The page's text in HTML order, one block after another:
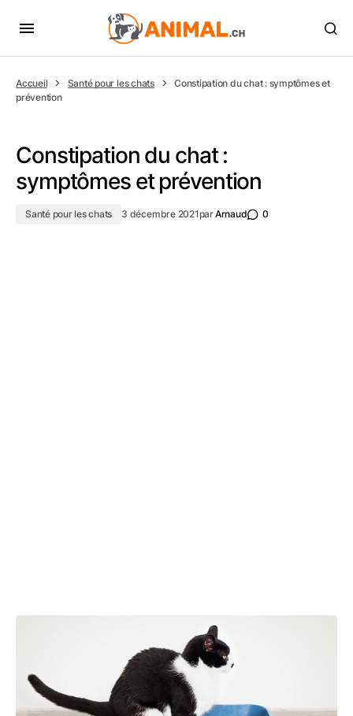
Accueil Santé pour les chats
Constipation du chat : symptômes et
prévention
Constipation du chat :
symptômes et prévention
Santé pour les chats 3 décembre 2021parArnaud 0